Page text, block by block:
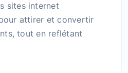
sites internet
attirer et convertir
tout en reflétant